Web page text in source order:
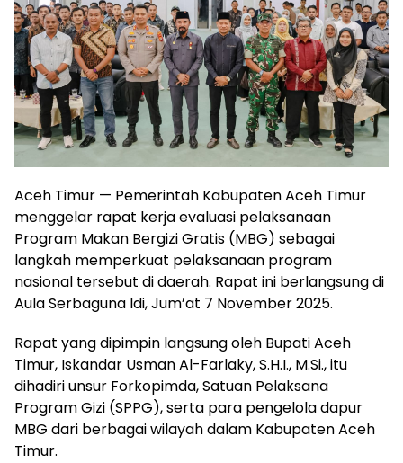
Aceh Timur — Pemerintah Kabupaten Aceh Timur
menggelar rapat kerja evaluasi pelaksanaan
Program Makan Bergizi Gratis (MBG) sebagai
langkah memperkuat pelaksanaan program
nasional tersebut di daerah. Rapat ini berlangsung di
Aula Serbaguna Idi, Jum’at 7 November 2025.
Rapat yang dipimpin langsung oleh Bupati Aceh
Timur, Iskandar Usman Al-Farlaky, S.H.I., M.Si., itu
dihadiri unsur Forkopimda, Satuan Pelaksana
Program Gizi (SPPG), serta para pengelola dapur
MBG dari berbagai wilayah dalam Kabupaten Aceh
Timur.